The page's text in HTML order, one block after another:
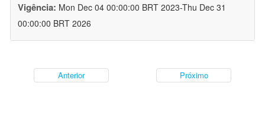
Vigência: Mon Dec 04 00:00:00 BRT 2023-Thu Dec 31
00:00:00 BRT 2026
Anterior Próximo